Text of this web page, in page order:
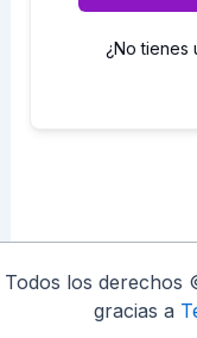
¿No tienes
Todos los derechos
gracias a